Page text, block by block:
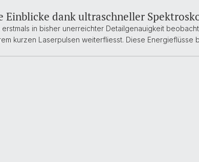
Einblicke dank ultraschneller
in bisher unerreichter Detailgenauigkeit
kurzen Laserpulsen weiterfliesst. Diese Energieflüsse